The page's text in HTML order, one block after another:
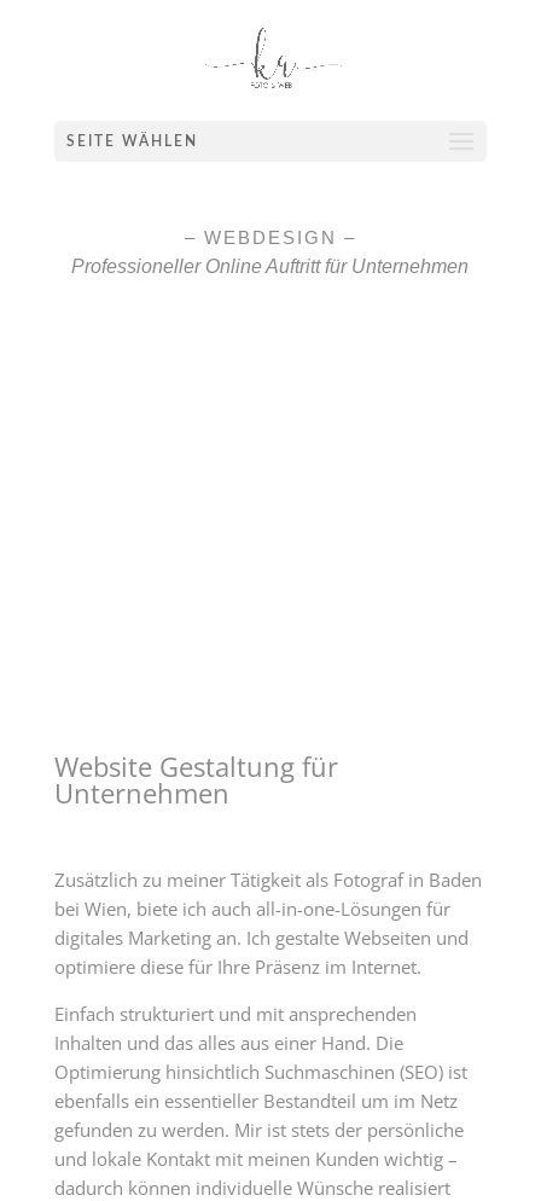
SEITE WÄHLEN
– WEBDESIGN –
Professioneller Online Auftritt für Unternehmen
Website Gestaltung für
Unternehmen
Zusätzlich zu meiner Tätigkeit als Fotograf in Baden
bei Wien, biete ich auch all-in-one-Lösungen für
digitales Marketing an. Ich gestalte Webseiten und
optimiere diese für Ihre Präsenz im Internet.
Einfach strukturiert und mit ansprechenden
Inhalten und das alles aus einer Hand. Die
Optimierung hinsichtlich Suchmaschinen (SEO) ist
ebenfalls ein essentieller Bestandteil um im Netz
gefunden zu werden. Mir ist stets der persönliche
und lokale Kontakt mit meinen Kunden wichtig –
dadurch können individuelle Wünsche realisiert